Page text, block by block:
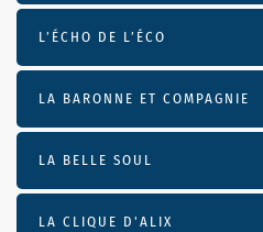
L’ÉCHO DE L’ÉCO
LA BARONNE ET COMPAGNIE
LA BELLE SOUL
LA CLIQUE D'ALIX